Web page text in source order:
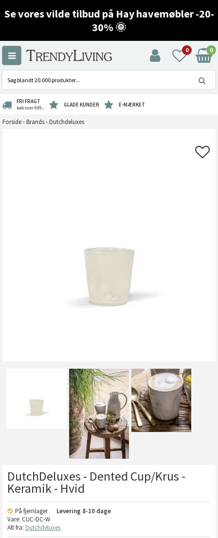
Se vores vilde tilbud på Hay havemøbler -20-
30% 🌞
0 0
FRI FRAGT
køb over 699,- GLADE KUNDER E-MÆRKET
Forside › Brands › Dutchdeluxes
DutchDeluxes - Dented Cup/Krus -
Keramik - Hvid
På fjernlager Levering 8-10 dage
Vare: CUC-DC-W
Alt fra: Dutchdeluxes